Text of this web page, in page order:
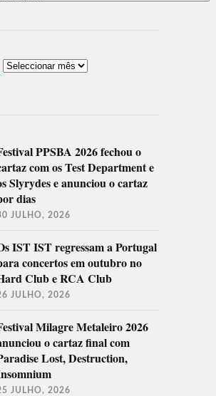
PPSBA 2026 fechou o
com os Test Department e
Slyrydes e anunciou o cartaz
dias
JULHO, 2026
IST IST regressam a Portugal
concertos em outubro no
Club e RCA Club
JULHO, 2026
Milagre Metaleiro 2026
o cartaz final com
Lost, Destruction,
JULHO, 2026